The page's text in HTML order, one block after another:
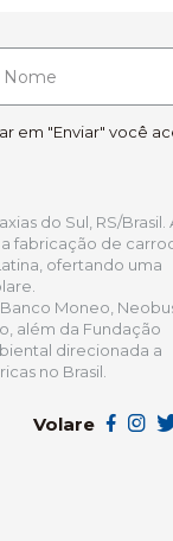
em "Enviar" você
do Sul, RS/Brasil.
fabricação de
ofertando uma
Moneo,
além da Fundação
direcionada a
no Brasil.
Volare